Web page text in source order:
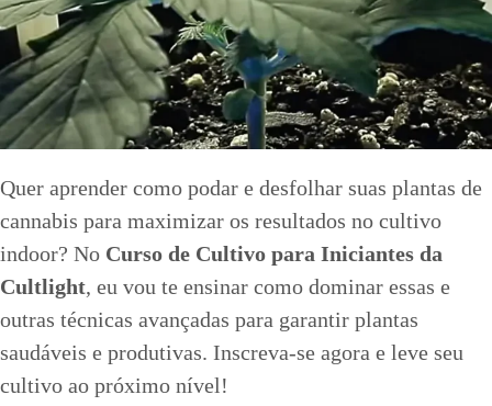
Quer aprender como podar e desfolhar suas plantas de
cannabis para maximizar os resultados no cultivo
indoor? No Curso de Cultivo para Iniciantes da
Cultlight, eu vou te ensinar como dominar essas e
outras técnicas avançadas para garantir plantas
saudáveis e produtivas. Inscreva-se agora e leve seu
cultivo ao próximo nível!